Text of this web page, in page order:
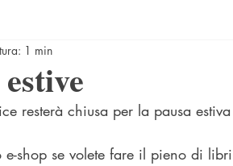
1 min
resterà chiusa per la pausa
e-shop se volete fare il pieno di